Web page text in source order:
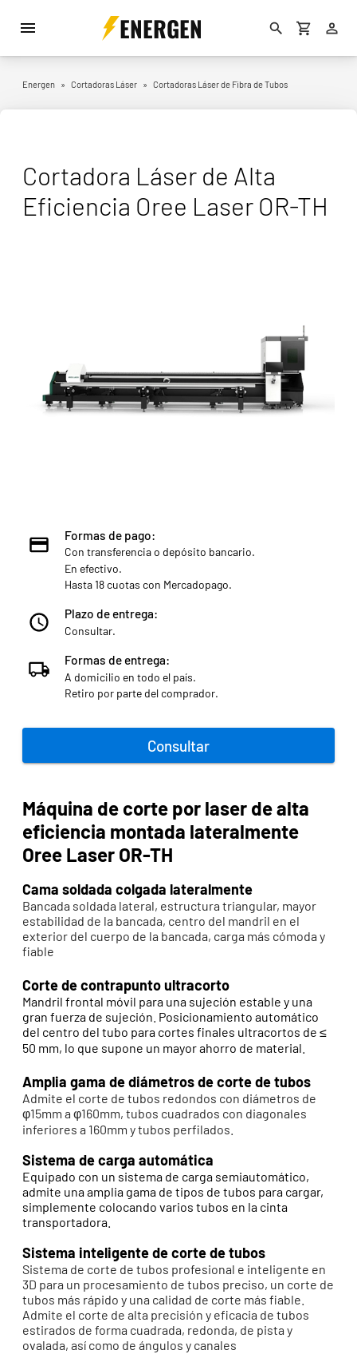
ENERGEN
Energen » Cortadoras Láser » Cortadoras Láser de Fibra de Tubos
Cortadora Láser de Alta
Eficiencia Oree Laser OR-TH
Formas de pago:
Con transferencia o depósito bancario.
En efectivo.
Hasta 18 cuotas con Mercadopago.
Plazo de entrega:
Consultar.
Formas de entrega:
A domicilio en todo el país.
Retiro por parte del comprador.
Consultar
Máquina de corte por laser de alta
eficiencia montada lateralmente
Oree Laser OR-TH
Cama soldada colgada lateralmente
Bancada soldada lateral, estructura triangular, mayor
estabilidad de la bancada, centro del mandril en el
exterior del cuerpo de la bancada, carga más cómoda y
fiable
Corte de contrapunto ultracorto
Mandril frontal móvil para una sujeción estable y una
gran fuerza de sujeción. Posicionamiento automático
del centro del tubo para cortes finales ultracortos de ≤
50 mm, lo que supone un mayor ahorro de material.
Amplia gama de diámetros de corte de tubos
Admite el corte de tubos redondos con diámetros de
φ15mm a φ160mm, tubos cuadrados con diagonales
inferiores a 160mm y tubos perfilados.
Sistema de carga automática
Equipado con un sistema de carga semiautomático,
admite una amplia gama de tipos de tubos para cargar,
simplemente colocando varios tubos en la cinta
transportadora.
Sistema inteligente de corte de tubos
Sistema de corte de tubos profesional e inteligente en
3D para un procesamiento de tubos preciso, un corte de
tubos más rápido y una calidad de corte más fiable.
Admite el corte de alta precisión y eficacia de tubos
estirados de forma cuadrada, redonda, de pista y
ovalada, así como de ángulos y canales